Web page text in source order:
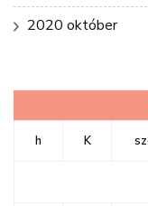
2020 október
h K